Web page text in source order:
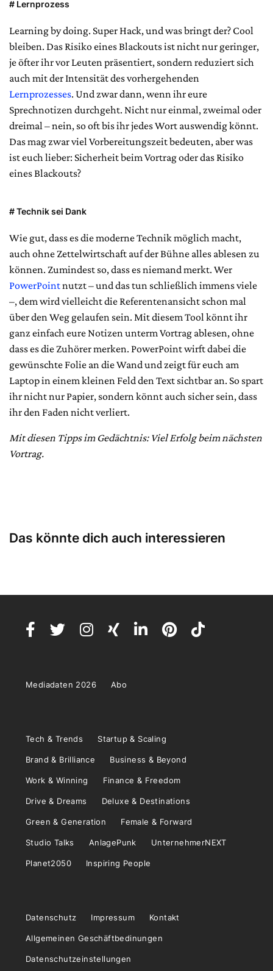
# Lernprozess
Learning by doing. Super Hack, und was bringt der? Cool
bleiben. Das Risiko eines Blackouts ist nicht nur geringer,
je öfter ihr vor Leuten präsentiert, sondern reduziert sich
auch mit der Intensität des vorhergehenden
Lernprozesses. Und zwar dann, wenn ihr eure
Sprechnotizen durchgeht. Nicht nur einmal, zweimal oder
dreimal – nein, so oft bis ihr jedes Wort auswendig könnt.
Das mag zwar viel Vorbereitungszeit bedeuten, aber was
ist euch lieber: Sicherheit beim Vortrag oder das Risiko
eines Blackouts?
# Technik sei Dank
Wie gut, dass es die moderne Technik möglich macht,
auch ohne Zettelwirtschaft auf der Bühne alles ablesen zu
können. Zumindest so, dass es niemand merkt. Wer
PowerPointnutzt – und das tun schließlich immens viele
–, dem wird vielleicht die Referentenansicht schon mal
über den Weg gelaufen sein. Mit diesem Tool könnt ihr
ganz einfach eure Notizen unterm Vortrag ablesen, ohne
dass es die Zuhörer merken. PowerPoint wirft dabei die
gewünschte Folie an die Wand und zeigt für euch am
Laptop in einem kleinen Feld den Text sichtbar an. So spart
ihr nicht nur Papier, sondern könnt auch sicher sein, dass
ihr den Faden nicht verliert.
Mit diesen Tipps im Gedächtnis: Viel Erfolg beim nächsten
Vortrag.
Das könnte dich auch interessieren
Mediadaten 2026 Abo
Tech & Trends Startup & Scaling
Brand & Brilliance Business & Beyond
Work & Winning Finance & Freedom
Drive & Dreams Deluxe & Destinations
Green & Generation Female & Forward
Studio Talks AnlagePunk UnternehmerNEXT
Planet2050 Inspiring People
Datenschutz Impressum Kontakt
Allgemeinen Geschäftbedinungen
Datenschutzeinstellungen